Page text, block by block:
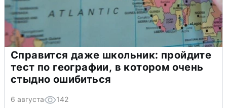
Справится даже школьник: пройдите
тест по географии, в котором очень
стыдно ошибиться
6 августа 142